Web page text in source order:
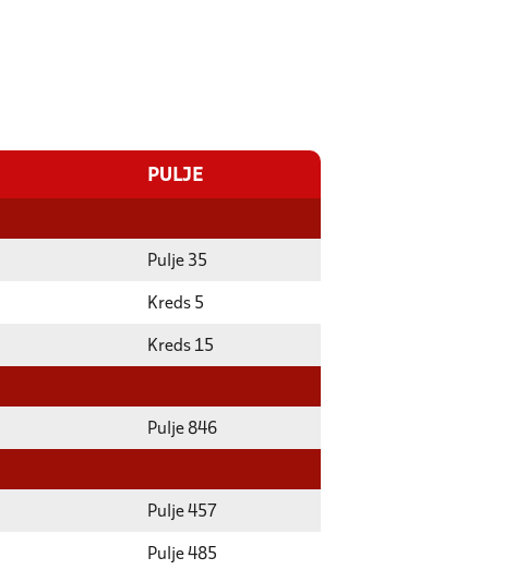
PULJE
Pulje 35
Kreds 5
Kreds 15
Pulje 846
Pulje 457
Pulje 485